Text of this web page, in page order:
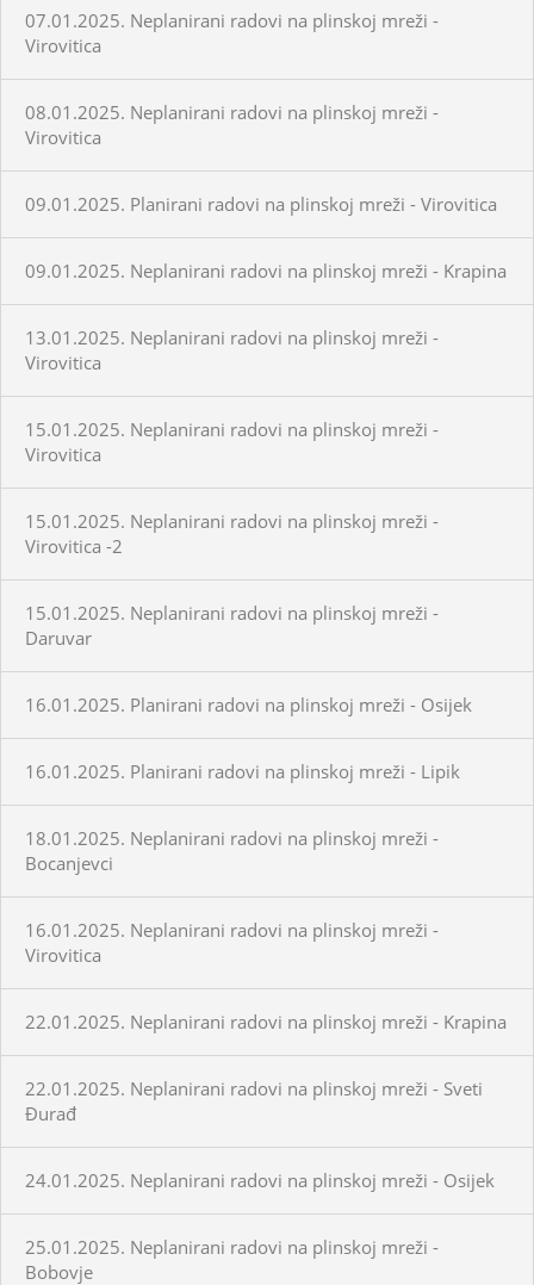
07.01.2025. Neplanirani radovi na plinskoj mreži -
Virovitica
08.01.2025. Neplanirani radovi na plinskoj mreži -
Virovitica
09.01.2025. Planirani radovi na plinskoj mreži - Virovitica
09.01.2025. Neplanirani radovi na plinskoj mreži - Krapina
13.01.2025. Neplanirani radovi na plinskoj mreži -
Virovitica
15.01.2025. Neplanirani radovi na plinskoj mreži -
Virovitica
15.01.2025. Neplanirani radovi na plinskoj mreži -
Virovitica -2
15.01.2025. Neplanirani radovi na plinskoj mreži -
Daruvar
16.01.2025. Planirani radovi na plinskoj mreži - Osijek
16.01.2025. Planirani radovi na plinskoj mreži - Lipik
18.01.2025. Neplanirani radovi na plinskoj mreži -
Bocanjevci
16.01.2025. Neplanirani radovi na plinskoj mreži -
Virovitica
22.01.2025. Neplanirani radovi na plinskoj mreži - Krapina
22.01.2025. Neplanirani radovi na plinskoj mreži - Sveti
Đurađ
24.01.2025. Neplanirani radovi na plinskoj mreži - Osijek
25.01.2025. Neplanirani radovi na plinskoj mreži -
Bobovje